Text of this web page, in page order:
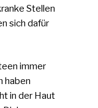
Stellen
sich dafür
immer
haben
in der Haut